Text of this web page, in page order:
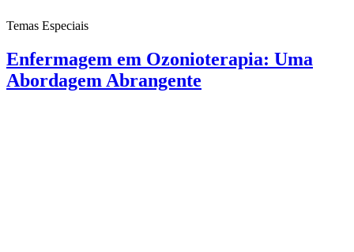
Temas Especiais
Enfermagem em Ozonioterapia: Uma
Abordagem Abrangente